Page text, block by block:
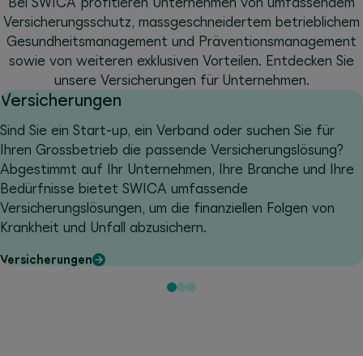
Versicherungsschutz, massgeschneidertem betrieblichem
Gesundheitsmanagement und Präventionsmanagement
sowie von weiteren exklusiven Vorteilen. Entdecken Sie
unsere Versicherungen für Unternehmen.
Versicherungen
Sind Sie ein Start-up, ein Verband oder suchen Sie für
Ihren Grossbetrieb die passende Versicherungslösung?
Abgestimmt auf Ihr Unternehmen, Ihre Branche und Ihre
Bedürfnisse bietet SWICA umfassende
Versicherungslösungen, um die finanziellen Folgen von
Krankheit und Unfall abzusichern.
Versicherungen